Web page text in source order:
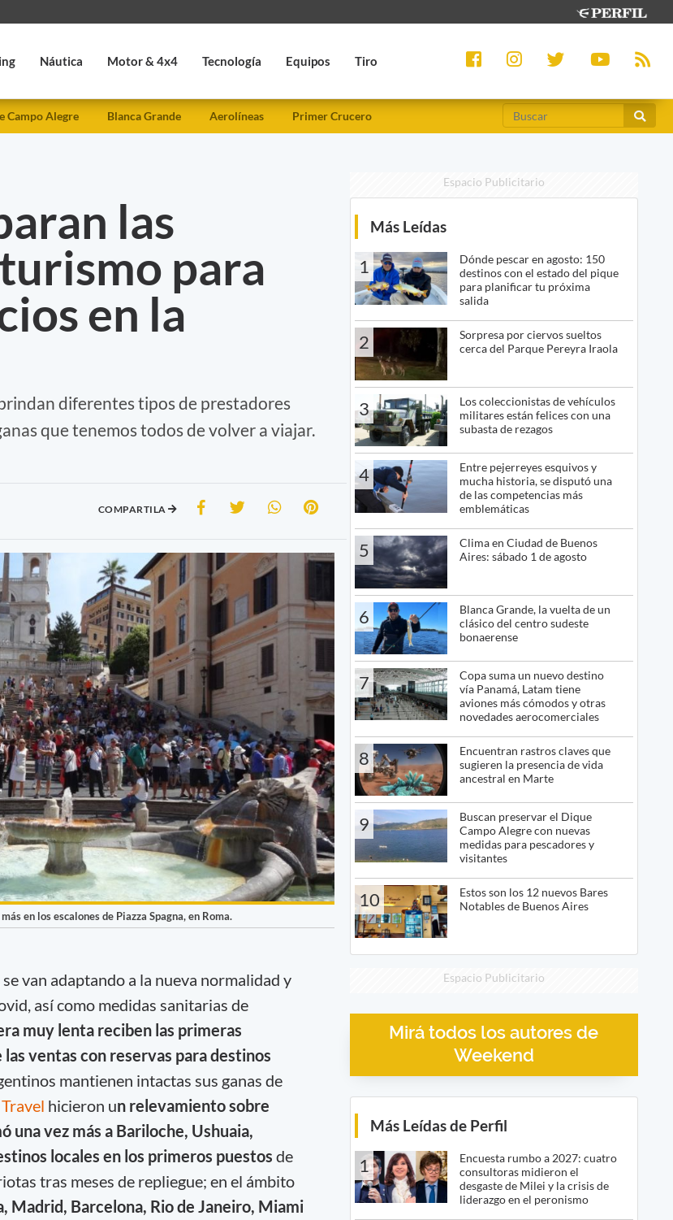
Náutica Motor & 4x4 Tecnología Equipos Tiro
Campo Alegre Blanca Grande Aerolíneas Primer Crucero
las
para
en la
diferentes tipos de prestadores
que tenemos todos de volver a viajar.
COMPARTILA
en los escalones de Piazza Spagna, en Roma.
van adaptando a la nueva normalidad y
así como medidas sanitarias de
muy lenta reciben las primeras
ventas con reservas para destinos
mantienen intactas sus ganas de
hicieron un relevamiento sobre
una vez más a Bariloche, Ushuaia,
locales en los primeros puestos de
tras meses de repliegue; en el ámbito
Madrid, Barcelona, Rio de Janeiro, Miami
Espacio Publicitario
Más Leídas
1
Dónde pescar en agosto: 150
destinos con el estado del pique
para planificar tu próxima
salida
2
Sorpresa por ciervos sueltos
cerca del Parque Pereyra Iraola
3
Los coleccionistas de vehículos
militares están felices con una
subasta de rezagos
4
Entre pejerreyes esquivos y
mucha historia, se disputó una
de las competencias más
emblemáticas
5
Clima en Ciudad de Buenos
Aires: sábado 1 de agosto
6
Blanca Grande, la vuelta de un
clásico del centro sudeste
bonaerense
7
Copa suma un nuevo destino
vía Panamá, Latam tiene
aviones más cómodos y otras
novedades aerocomerciales
8
Encuentran rastros claves que
sugieren la presencia de vida
ancestral en Marte
9
Buscan preservar el Dique
Campo Alegre con nuevas
medidas para pescadores y
visitantes
10
Estos son los 12 nuevos Bares
Notables de Buenos Aires
Espacio Publicitario
Mirá todos los autores de
Weekend
Más Leídas de Perfil
1
Encuesta rumbo a 2027: cuatro
consultoras midieron el
desgaste de Milei y la crisis de
liderazgo en el peronismo